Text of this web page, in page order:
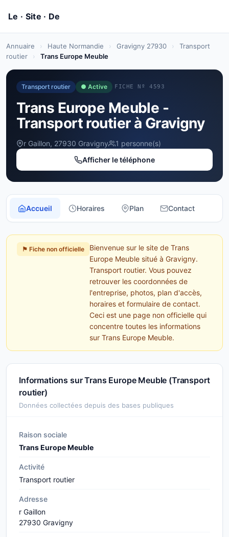
Annuaire › Haute Normandie › Gravigny 27930 ›
Transport
routier
› Trans Europe Meuble
Transport routier ● Active FICHE Nº 4593
Trans Europe Meuble -
Transport routier à Gravigny
r Gaillon, 27930 Gravigny
1 personne(s)
Afficher le téléphone
Accueil Horaires Plan Contact
⚑ Fiche non officielle
Bienvenue sur le site de Trans
Europe Meuble situé à Gravigny.
Transport routier. Vous pouvez
retrouver les coordonnées de
l'entreprise, photos, plan d'accès,
horaires et formulaire de contact.
Ceci est une page non officielle qui
concentre toutes les informations
sur Trans Europe Meuble.
Informations sur Trans Europe Meuble (Transport
routier)
Données collectées depuis des bases publiques
Raison sociale
Trans Europe Meuble
Activité
Transport routier
Adresse
r Gaillon
27930 Gravigny